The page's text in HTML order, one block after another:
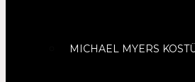
MICHAEL MYERS